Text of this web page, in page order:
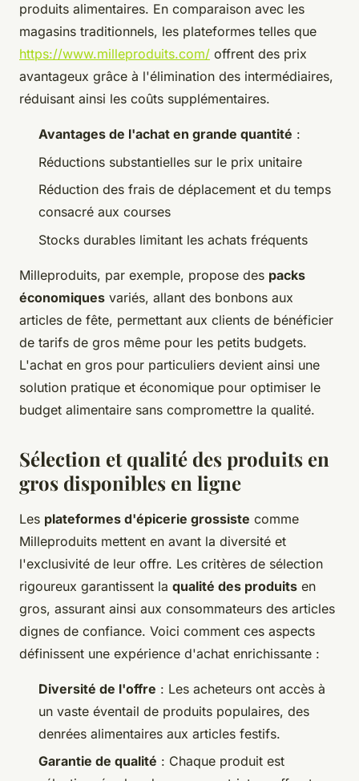
produits alimentaires. En comparaison avec les
magasins traditionnels, les plateformes telles que
https://www.milleproduits.com/ offrent des prix
avantageux grâce à l'élimination des intermédiaires,
réduisant ainsi les coûts supplémentaires.
Avantages de l'achat en grande quantité :
Réductions substantielles sur le prix unitaire
Réduction des frais de déplacement et du temps
consacré aux courses
Stocks durables limitant les achats fréquents
Milleproduits, par exemple, propose des packs
économiques variés, allant des bonbons aux
articles de fête, permettant aux clients de bénéficier
de tarifs de gros même pour les petits budgets.
L'achat en gros pour particuliers devient ainsi une
solution pratique et économique pour optimiser le
budget alimentaire sans compromettre la qualité.
Sélection et qualité des produits en
gros disponibles en ligne
Les plateformes d'épicerie grossiste comme
Milleproduits mettent en avant la diversité et
l'exclusivité de leur offre. Les critères de sélection
rigoureux garantissent la qualité des produits en
gros, assurant ainsi aux consommateurs des articles
dignes de confiance. Voici comment ces aspects
définissent une expérience d'achat enrichissante :
Diversité de l'offre : Les acheteurs ont accès à
un vaste éventail de produits populaires, des
denrées alimentaires aux articles festifs.
Garantie de qualité : Chaque produit est